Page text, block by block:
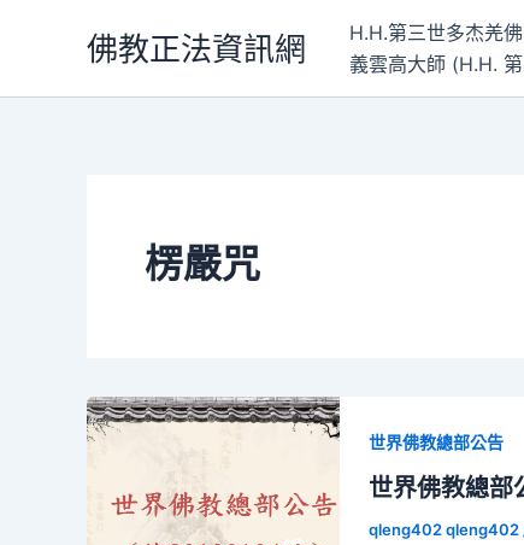
佛教正法資訊網 H.H.第三世多杰羌佛
義雲高大師 (H.H.
楞嚴咒
世界佛教總部公告
世界佛教總
qleng402 qleng402